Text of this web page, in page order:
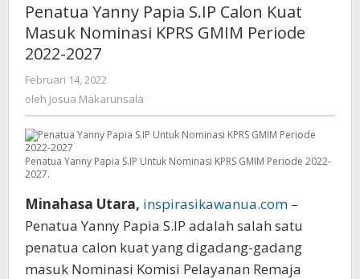
Penatua Yanny Papia S.IP Calon Kuat
Masuk Nominasi KPRS GMIM Periode
2022-2027
Februari 14, 2022
Josua
oleh Josua Makarunsala
Penatua Yanny Papia S.IP Untuk Nominasi KPRS GMIM Periode 2022-
2027.
Minahasa Utara, inspirasikawanua.com –
Penatua Yanny Papia S.IP adalah salah satu
penatua calon kuat yang digadang-gadang
masuk Nominasi Komisi Pelayanan Remaja